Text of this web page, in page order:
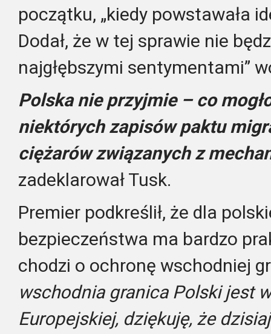
początku, „kiedy powstawała
Dodał, że w tej sprawie nie
najgłębszymi sentymentami”
Polska nie przyjmie – co
niektórych zapisów paktu
ciężarów związanych z
zadeklarował Tusk.
Premier podkreślił, że dla
bezpieczeństwa ma bardzo
chodzi o ochronę wschodniej
wschodnia granica Polski jest
Europejskiej, dziękuję, że